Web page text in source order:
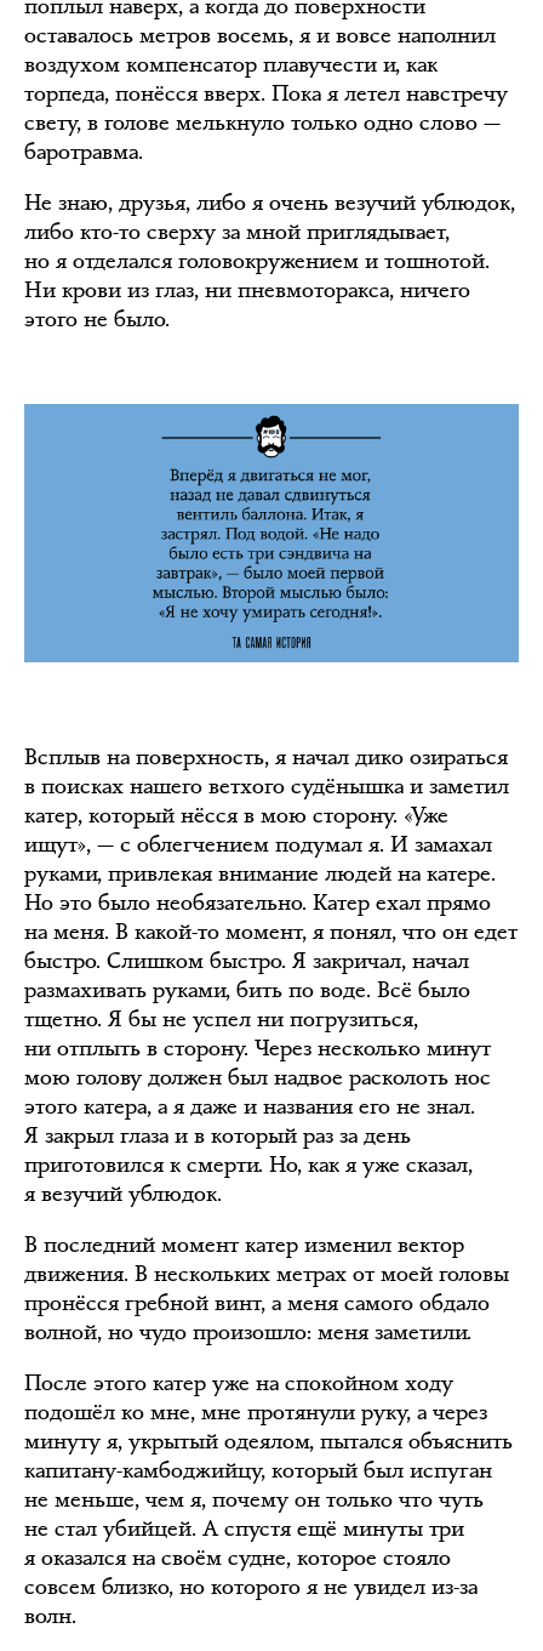
поплыл наверх, а когда до поверхности
оставалось метров восемь, я и вовсе наполнил
воздухом компенсатор плавучести и, как
торпеда, понёсся вверх. Пока я летел навстречу
свету, в голове мелькнуло только одно слово —
баротравма.
Не знаю, друзья, либо я очень везучий ублюдок,
либо кто-то сверху за мной приглядывает,
но я отделался головокружением и тошнотой.
Ни крови из глаз, ни пневмоторакса, ничего
этого не было.
Всплыв на поверхность, я начал дико озираться
в поисках нашего ветхого судёнышка и заметил
катер, который нёсся в мою сторону. «Уже
ищут», — c облегчением подумал я. И замахал
руками, привлекая внимание людей на катере.
Но это было необязательно. Катер ехал прямо
на меня. В какой-то момент, я понял, что он едет
быстро. Слишком быстро. Я закричал, начал
размахивать руками, бить по воде. Всё было
тщетно. Я бы не успел ни погрузиться,
ни отплыть в сторону. Через несколько минут
мою голову должен был надвое расколоть нос
этого катера, а я даже и названия его не знал.
Я закрыл глаза и в который раз за день
приготовился к смерти. Но, как я уже сказал,
я везучий ублюдок.
В последний момент катер изменил вектор
движения. В нескольких метрах от моей головы
пронёсся гребной винт, а меня самого обдало
волной, но чудо произошло: меня заметили.
После этого катер уже на спокойном ходу
подошёл ко мне, мне протянули руку, а через
минуту я, укрытый одеялом, пытался объяснить
капитану-камбоджийцу, который был испуган
не меньше, чем я, почему он только что чуть
не стал убийцей. А спустя ещё минуты три
я оказался на своём судне, которое стояло
совсем близко, но которого я не увидел из-за
волн.